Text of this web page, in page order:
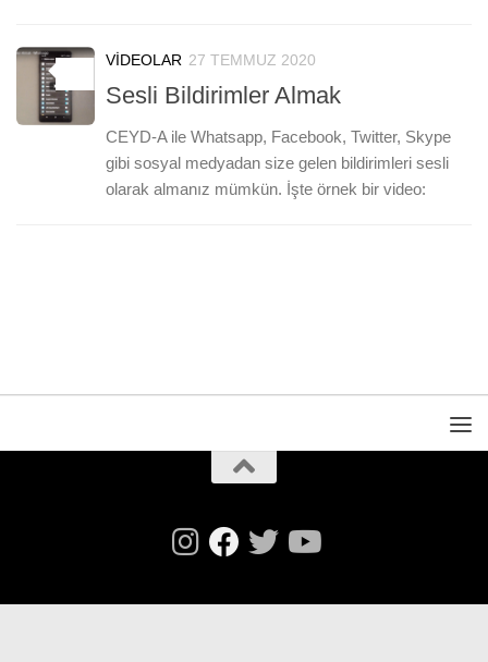
VIDEOLAR 27 TEMMUZ 2020
Sesli Bildirimler Almak
CEYD-A ile Whatsapp, Facebook, Twitter, Skype
gibi sosyal medyadan size gelen bildirimleri sesli
olarak almanız mümkün. İşte örnek bir video: